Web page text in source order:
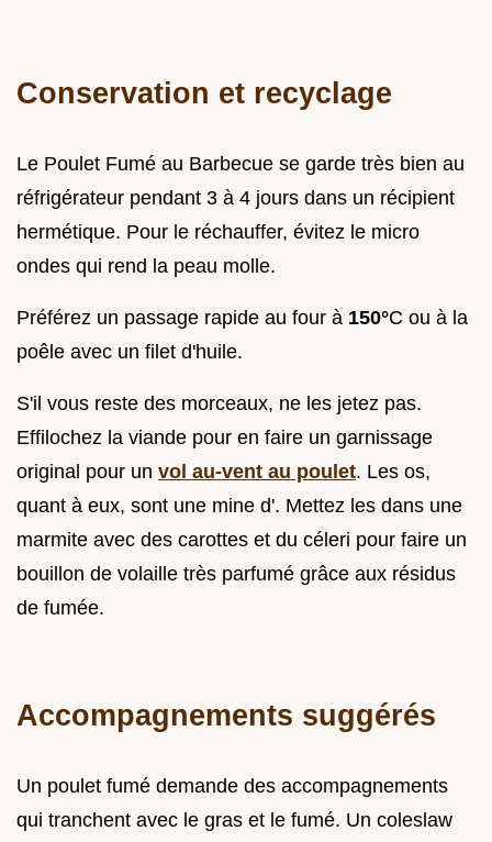
Conservation et recyclage
Le Poulet Fumé au Barbecue se garde très bien au
réfrigérateur pendant 3 à 4 jours dans un récipient
hermétique. Pour le réchauffer, évitez le micro
ondes qui rend la peau molle.
Préférez un passage rapide au four à 150°C ou à la
poêle avec un filet d'huile.
S'il vous reste des morceaux, ne les jetez pas.
Effilochez la viande pour en faire un garnissage
original pour un vol au-vent au poulet. Les os,
quant à eux, sont une mine d'. Mettez les dans une
marmite avec des carottes et du céleri pour faire un
bouillon de volaille très parfumé grâce aux résidus
de fumée.
Accompagnements suggérés
Un poulet fumé demande des accompagnements
qui tranchent avec le gras et le fumé. Un coleslaw